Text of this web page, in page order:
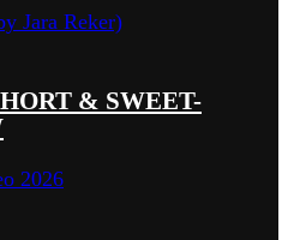
& SWEET-